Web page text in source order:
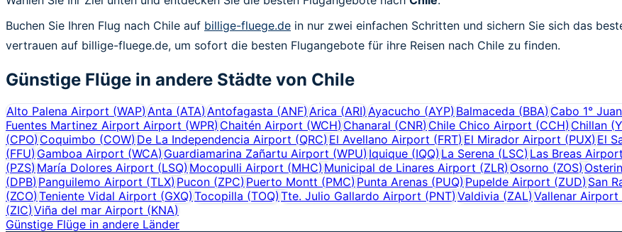
Buchen Sie Ihren Flug nach Chile auf billige-fluege.de in nur zwei einfachen Schritten und sichern Sie sich das
vertrauen auf billige-fluege.de, um sofort die besten Flugangebote für ihre Reisen nach Chile zu finden.
Günstige Flüge in andere Städte von Chile
Alto Palena Airport (WAP)Anta (ATA)Antofagasta (ANF)Arica (ARI)Ayacucho (AYP)Balmaceda (BBA)Cabo 1°
Fuentes Martinez Airport Airport (WPR)Chaitén Airport (WCH) Chanaral (CNR) Chile Chico Airport (CCH) Chillan (
(CPO)Coquimbo (COW) De La Independencia Airport (QRC) El Avellano Airport (FRT) El Mirador Airport (PUX) El
(FFU)Gamboa Airport (WCA) Guardiamarina Zañartu Airport (WPU) Iquique (IQQ) La Serena (LSC) Las Breas Airport
(PZS)María Dolores Airport (LSQ) Mocopulli Airport (MHC) Municipal de Linares Airport (ZLR) Osorno (ZOS)
(DPB)Panguilemo Airport (TLX) Pucon (ZPC) Puerto Montt (PMC) Punta Arenas (PUQ) Pupelde Airport (ZUD)San
(ZCO)Teniente Vidal Airport (GXQ) Tocopilla (TOQ) Tte. Julio Gallardo Airport (PNT) Valdivia (ZAL) Vallenar Airport
(ZIC)Viña del mar Airport (KNA)
Günstige Flüge in andere Länder